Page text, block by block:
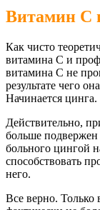
Витамин С
Как чисто
витамина С и
витамина С не
результате чего
Начинается цинга.
Действительно,
больше подвержен
больного цингой
способствовать
него.
Все верно. Только